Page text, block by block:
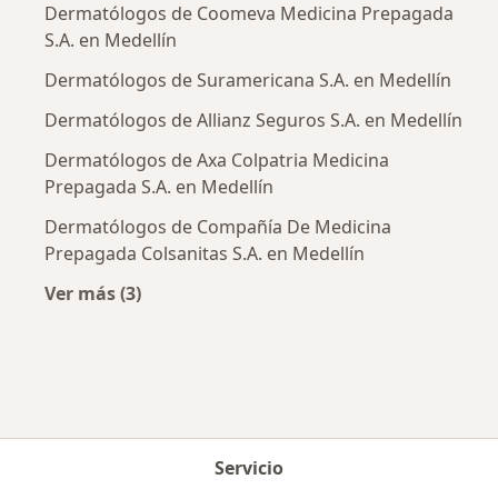
Dermatólogos de Coomeva Medicina Prepagada
S.A. en Medellín
Dermatólogos de Suramericana S.A. en Medellín
Dermatólogos de Allianz Seguros S.A. en Medellín
Dermatólogos de Axa Colpatria Medicina
Prepagada S.A. en Medellín
Dermatólogos de Compañía De Medicina
Prepagada Colsanitas S.A. en Medellín
Ver más (3)
Servicio